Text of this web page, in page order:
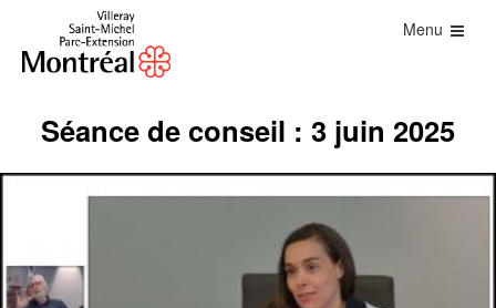
Menu
Séance de conseil : 3 juin 2025